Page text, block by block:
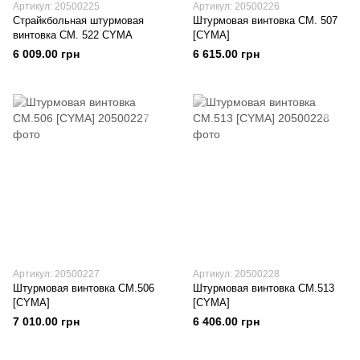
Артикул: 20500225
Страйкбольная штурмовая
винтовка СМ. 522 CYMA
6 009.00 грн
Артикул: 20500226
Штурмовая винтовка СМ. 507
[CYMA]
6 615.00 грн
Артикул: 20500227
Штурмовая винтовка СМ.506
[CYMA]
7 010.00 грн
Артикул: 20500228
Штурмовая винтовка СМ.513
[CYMA]
6 406.00 грн